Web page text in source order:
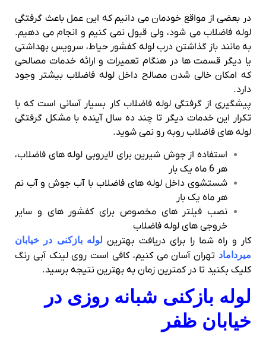
در بعضی از مواقع خودمان می دانیم که این عمل باعث گرفتگی
لوله فاضلاب می شود، ولی قبول نمی کنیم و انجام می دهیم.
به مانند باز گذاشتن درب لوله کفشور حیاط، سرویس بهداشتی
یا دیگر قسمت ها در هنگام تعمیرات و ارائه خدمات مصالحی
که امکان خالی شدن مصالح داخل لوله فاضلاب بیشتر وجود
دارد.
پیشگیری از گرفتگی لوله فاضلاب کار بسیار آسانی است که با
تکرار این خدمات دیگر تا چند ده سال آینده با مشکل گرفتگی
لوله های فاضلاب روبه رو نمی شوید.
استفاده از جوش شیرین برای لایروبی لوله های فاضلاب،
هر 6 ماه یک بار
شستشوی داخل لوله های فاضلاب با آب جوش و آب نم
هر ماه یک بار
نصب فیلتر های مخصوص برای کفشور های و سایر
خروجی های لوله فاضلاب
کار و راه شما را برای دریافت بهترینلوله بازکنی در خیابان
میردامادتهران آسان می کنیم، کافی است روی لینک آبی رنگ
کلیک بکنید تا در کمترین زمان به بهترین نتیجه برسید.
لوله بازکنی شبانه روزی در
خیابان ظفر